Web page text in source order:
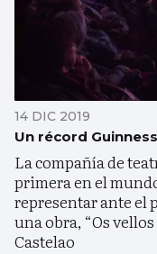
14 DIC 2019
Un récord
La compañía de
primera en el
representar ante el
una obra, “Os
Castelao